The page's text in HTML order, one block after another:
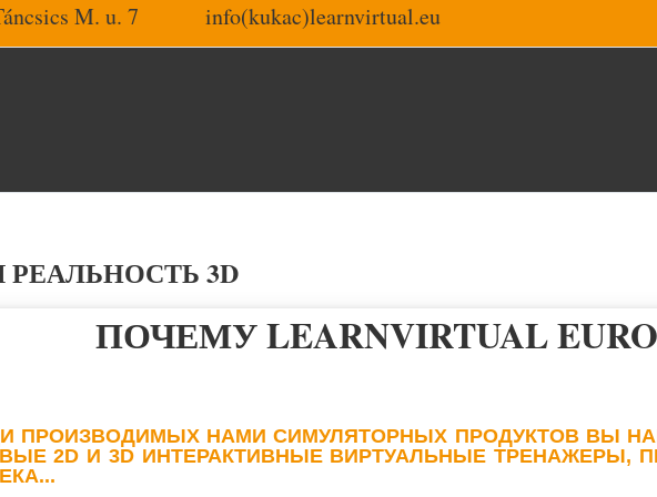
M. u. 7 info(kukac)learnvirtual.eu
3D
ПОЧЕМУ LEARNVIRTUAL
ПРОИЗВОДИМЫХ НАМИ СИМУЛЯТОРНЫХ ПРОДУКТОВ ВЫ
2D И 3D ИНТЕРАКТИВНЫЕ ВИРТУАЛЬНЫЕ